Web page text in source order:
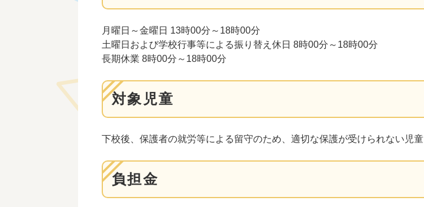
月曜日～金曜日 13時00分～18時00分
土曜日および学校行事等による振り替え休日 8時00分～18時00分
長期休業 8時00分～18時00分
対象児童
下校後、保護者の就労等による留守のため、適切な保護が受けられない児童
負担金